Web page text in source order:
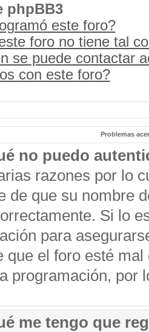
phpBB3
este foro?
foro no tiene tal
se puede contactar
con este foro?
Problemas
no puedo
razones por lo
de que su nombre
Si lo
para
que el foro esté
programación, por
me tengo que